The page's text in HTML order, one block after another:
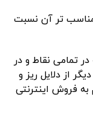
مناسب تر آن نسبت
تمامی نقاط و در
از دلایل ریز و
فروش اینترنتی